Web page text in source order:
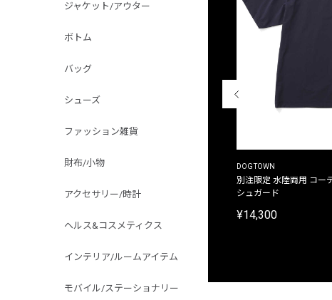
ジャケット/アウター
ボトム
バッグ
シューズ
ファッション雑貨
財布/小物
アクセサリー/時計
ヘルス&コスメティクス
インテリア/ルームアイテム
モバイル/ステーショナリー
THE DUFFER OF ST.GEORGE
プリントTシャツ
DOGTOWN
別注限定 水陸両用 コー
シュガード
¥14,300